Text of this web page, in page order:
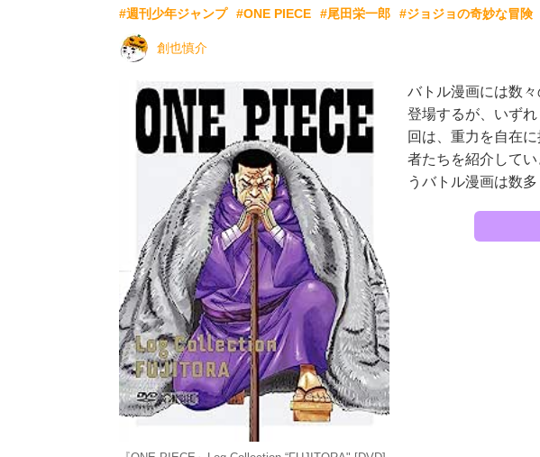
#週刊少年ジャンプ #ONE PIECE #尾田栄一郎 #ジョジョの奇妙な冒険
創也慎介
バトル漫画には数
登場するが、いず
回は、重力を自在
者たちを紹介して
うバトル漫画は数